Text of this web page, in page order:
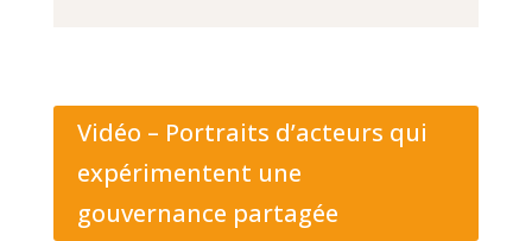
Vidéo – Portraits d’acteurs qui
expérimentent une
gouvernance partagée